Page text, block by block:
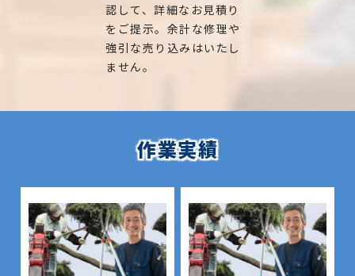
認して、詳細なお見積り
をご提示。余計な修理や
強引な売り込みはいたし
ません。
作業実績